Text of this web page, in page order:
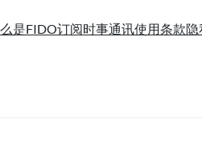
是FIDO订阅时事通讯使用条款隐